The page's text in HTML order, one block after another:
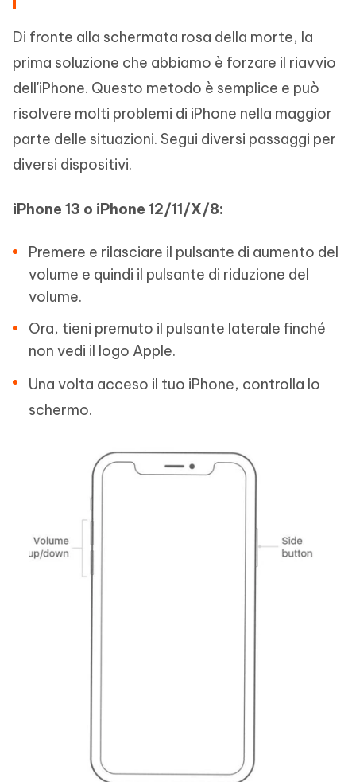
Di fronte alla schermata rosa della morte, la
prima soluzione che abbiamo è forzare il riavvio
dell'iPhone. Questo metodo è semplice e può
risolvere molti problemi di iPhone nella maggior
parte delle situazioni. Segui diversi passaggi per
diversi dispositivi.
iPhone 13 o iPhone 12/11/X/8:
Premere e rilasciare il pulsante di aumento del
volume e quindi il pulsante di riduzione del
volume.
Ora, tieni premuto il pulsante laterale finché
non vedi il logo Apple.
Una volta acceso il tuo iPhone, controlla lo
schermo.